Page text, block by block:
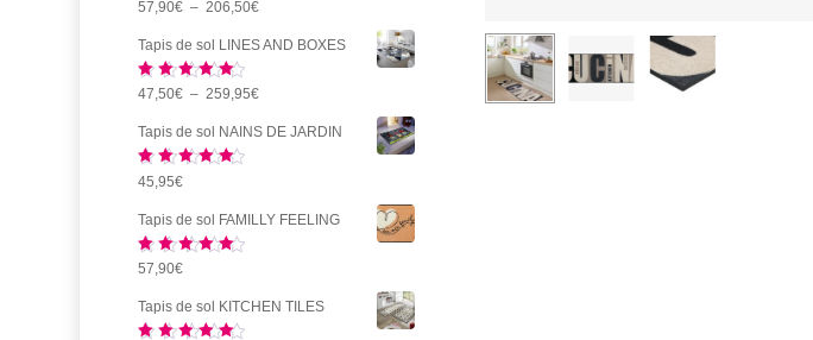
99,95€
à
sur 5
57,90€ – 206,50€Plage
de
57,90€
à
Tapis de sol LINES AND BOXES
Note 5.00
sur 5
47,50€ – 259,95€Plage
de
à
Tapis de sol NAINS DE JARDIN
Note
sur 5
45,95€
Tapis de sol FAMILLY FEELING
Note
sur 5
57,90€
Tapis de sol KITCHEN TILES